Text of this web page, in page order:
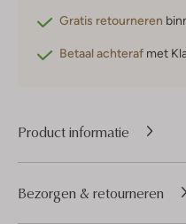
Gratis retourneren
Betaal achteraf met
Product informatie
Bezorgen & retourneren